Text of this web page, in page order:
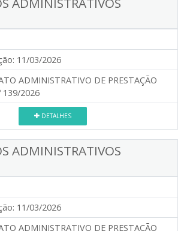
11/03/2026
ADMINISTRATIVO DE PRESTAÇÃO
139/2026
DETALHES
ADMINISTRATIVOS
11/03/2026
ADMINISTRATIVO DE PRESTAÇÃO